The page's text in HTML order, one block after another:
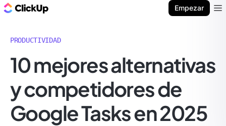
Empezar
PRODUCTIVIDAD
10 mejores alternativas
y competidores de
Google Tasks en 2025